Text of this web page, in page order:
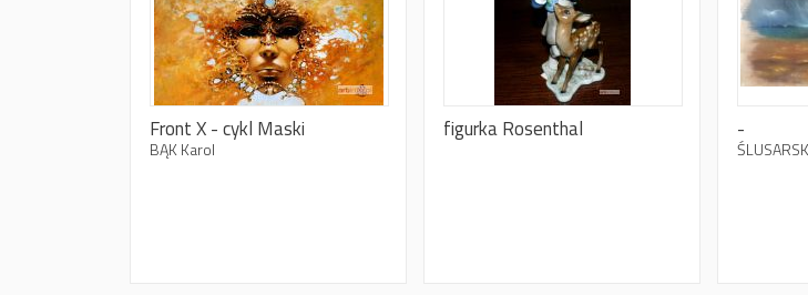
Front X - cykl Maski
BĄK Karol
figurka Rosenthal -